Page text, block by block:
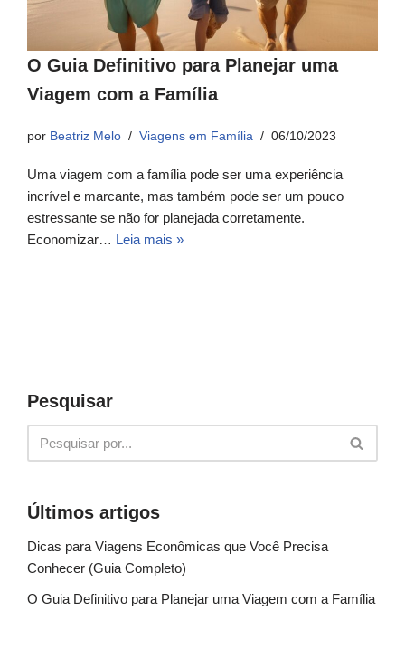
O Guia Definitivo para Planejar uma
Viagem com a Família
por Beatriz Melo Viagens em Família 06/10/2023
Uma viagem com a família pode ser uma experiência
incrível e marcante, mas também pode ser um pouco
estressante se não for planejada corretamente.
Economizar… Leia mais »
Pesquisar
Últimos artigos
Dicas para Viagens Econômicas que Você Precisa
Conhecer (Guia Completo)
O Guia Definitivo para Planejar uma Viagem com a Família